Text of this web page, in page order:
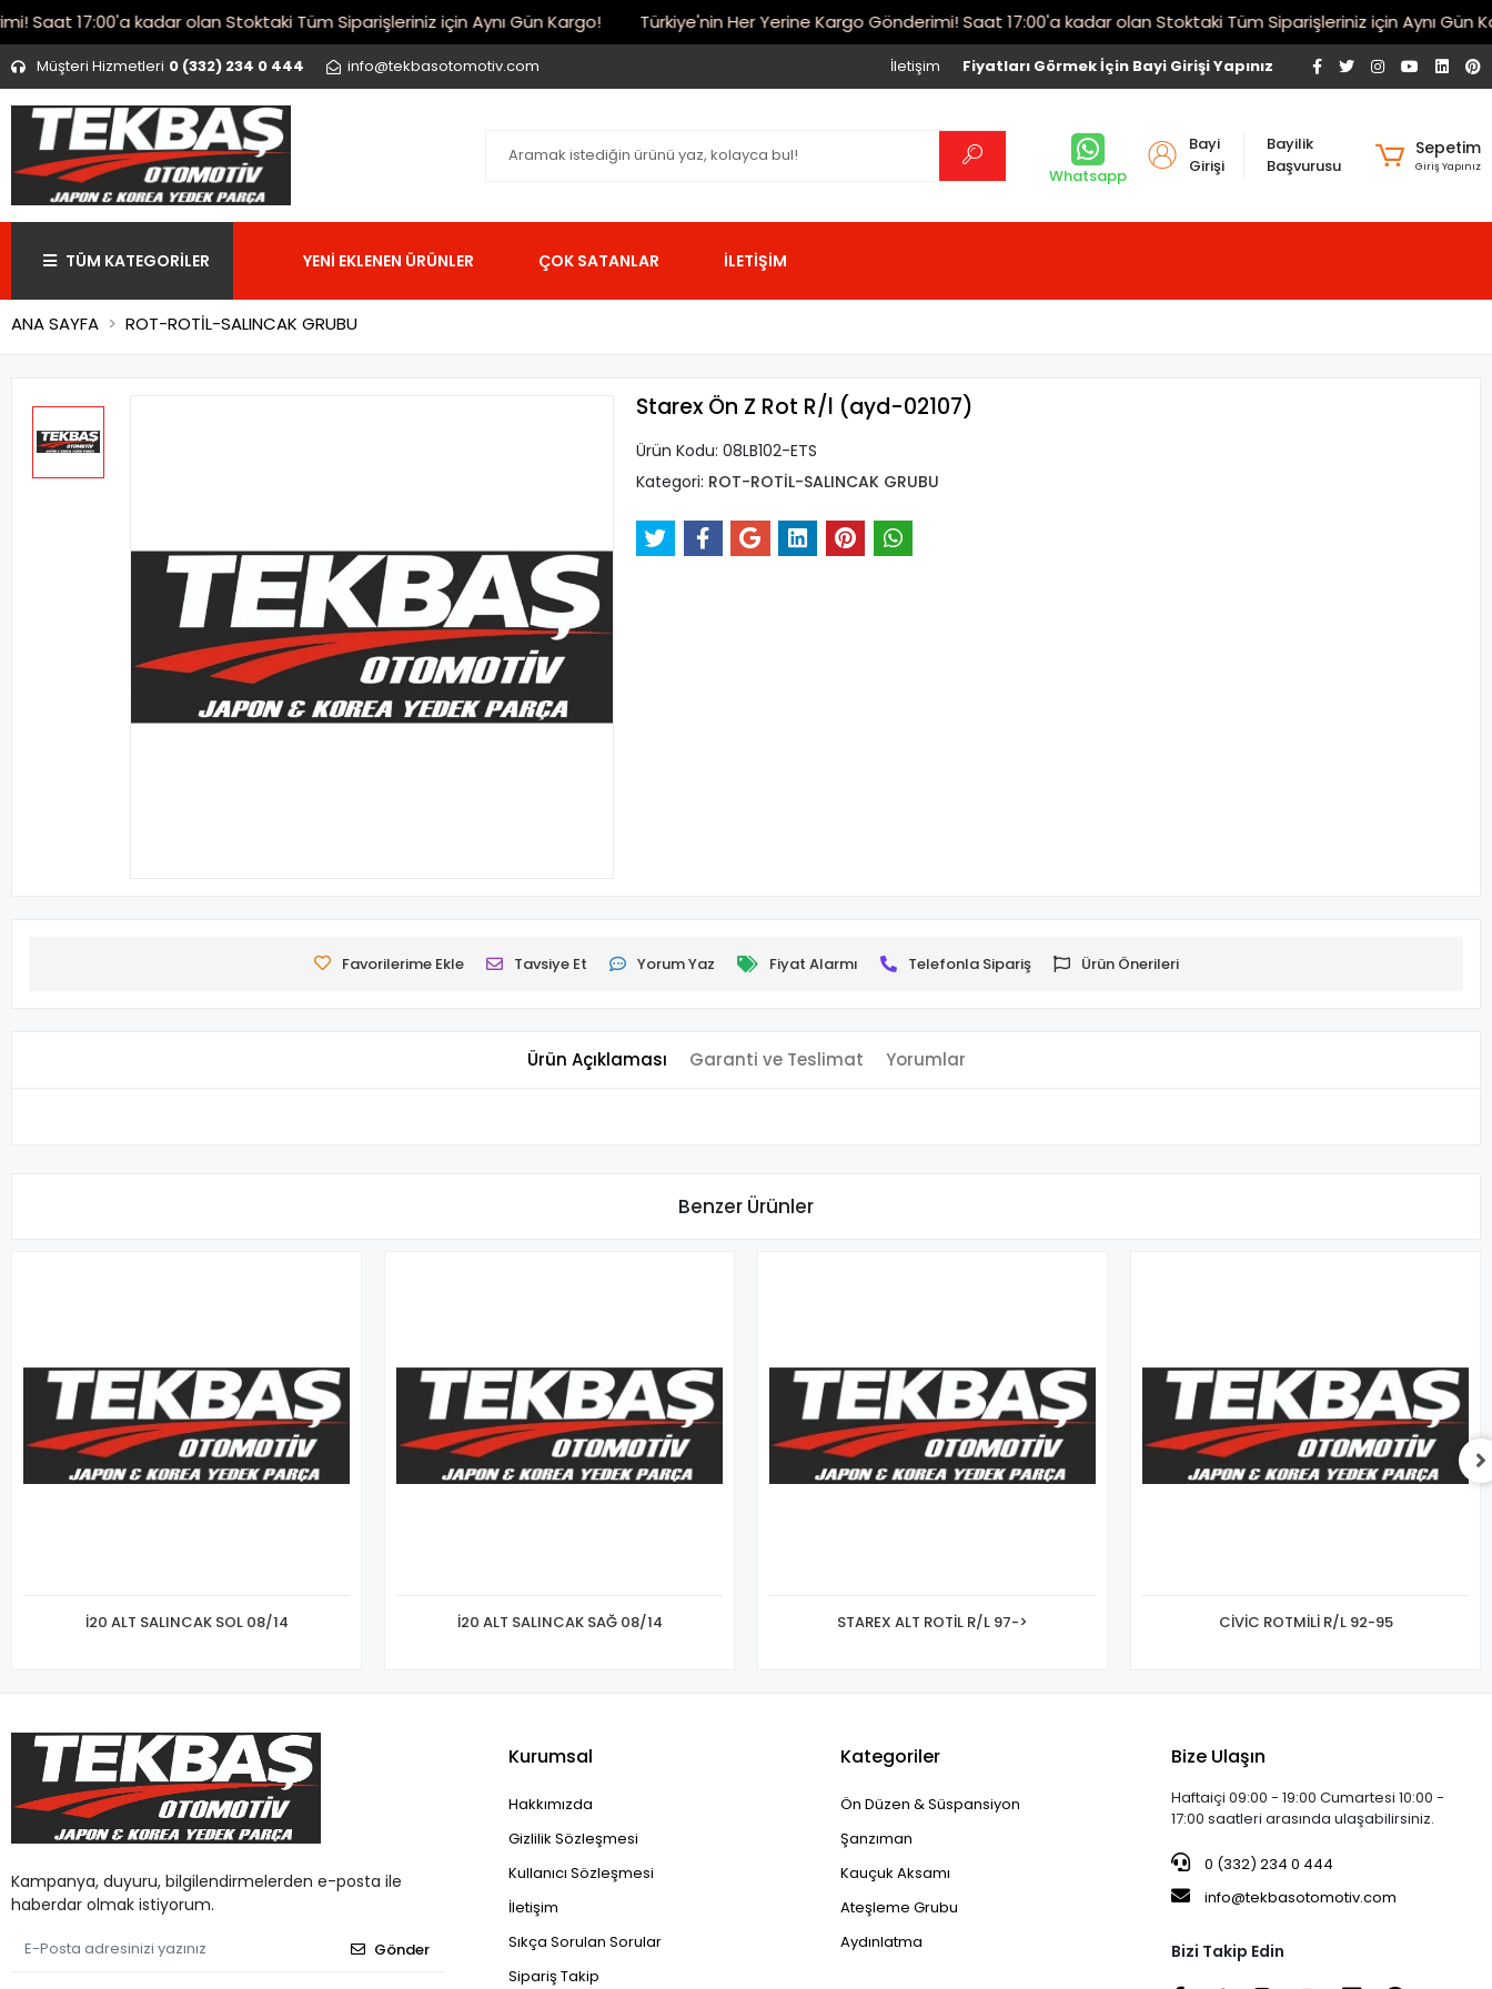
17:00'a kadar olan Stoktaki Tüm Siparişleriniz için Aynı Gün Kargo! Türkiye'nin Her Yerine Kargo Gönderimi! Saat 17:00'a kadar olan Stoktaki Tüm Siparişleriniz için Aynı Gün
Müşteri Hizmetleri 0 (332) 234 0 444 info@tekbasotomotiv.com Fiyatları Görmek İçin Bayi Girişi Yapınız
İletişim
Whatsapp
Bayi
Girişi
Bayilik
Başvurusu
Sepetim
Giriş Yapınız
TÜM KATEGORİLER YENİ EKLENEN ÜRÜNLER ÇOK SATANLAR İLETİŞİM
ANA SAYFA ROT-ROTİL-SALINCAK GRUBU
Starex Ön Z Rot R/l (ayd-02107)
Ürün Kodu: 08LB102-ETS
Kategori: ROT-ROTİL-SALINCAK GRUBU
Favorilerime Ekle Tavsiye Et Yorum Yaz Fiyat Alarmı Telefonla Sipariş Ürün Önerileri
Ürün Açıklaması Garanti ve Teslimat Yorumlar
Benzer Ürünler
İ20 ALT SALINCAK SOL 08/14 İ20 ALT SALINCAK SAĞ 08/14 STAREX ALT ROTİL R/L 97-> CİVİC ROTMİLİ R/L 92-95
Kampanya, duyuru, bilgilendirmelerden e-posta ile
haberdar olmak istiyorum.
Gönder
Kurumsal
Hakkımızda
Gizlilik Sözleşmesi
Kullanıcı Sözleşmesi
İletişim
Sıkça Sorulan Sorular
Sipariş Takip
Kategoriler
Ön Düzen & Süspansiyon
Şanzıman
Kauçuk Aksamı
Ateşleme Grubu
Aydınlatma
Bize Ulaşın
Haftaiçi 09:00 - 19:00 Cumartesi 10:00 -
17:00 saatleri arasında ulaşabilirsiniz.
0 (332) 234 0 444
info@tekbasotomotiv.com
Bizi Takip Edin